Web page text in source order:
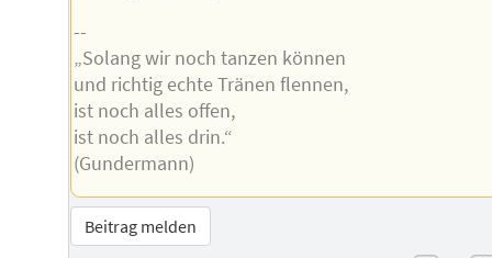
--
„Solang wir noch tanzen können
und richtig echte Tränen flennen,
ist noch alles offen,
ist noch alles drin.“
(Gundermann)
Beitrag melden